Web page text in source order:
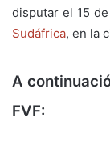
disputar el 15
Sudáfrica, en la
A
FVF: